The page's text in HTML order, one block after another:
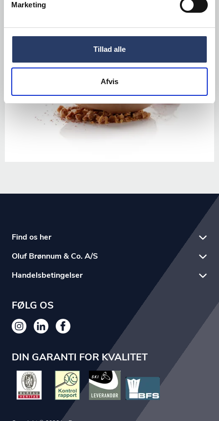
Marketing
Tillad alle
Afvis
Find os her
Oluf Brønnum & Co. A/S
Handelsbetingelser
FØLG OS
DIN GARANTI FOR KVALITET